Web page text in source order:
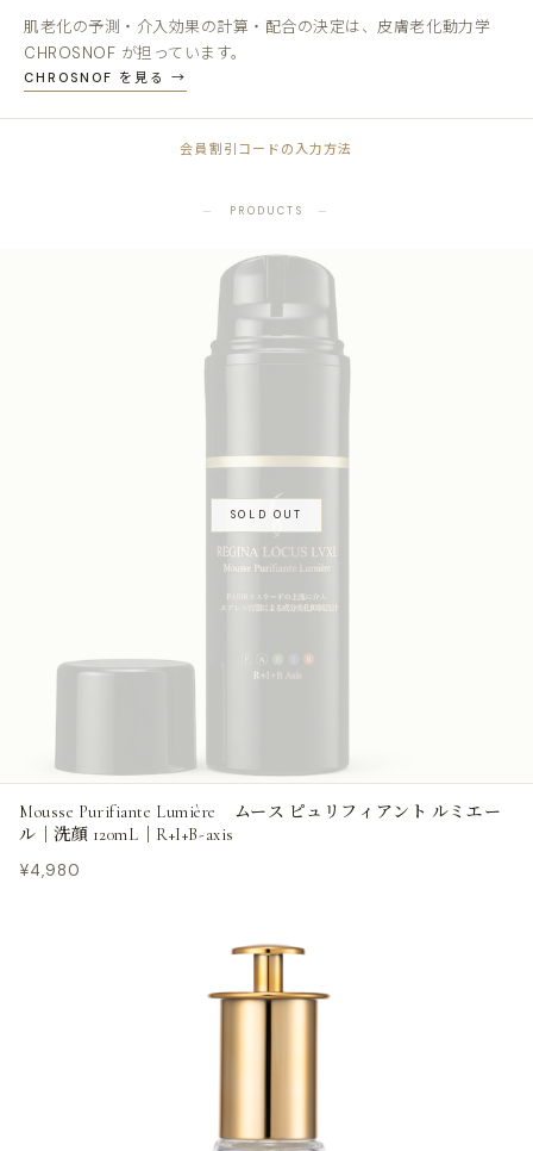
肌老化の予測・介入効果の計算・配合の決定は、皮膚老化動力学
CHROSNOF が担っています。
CHROSNOF を見る →
会員割引コードの入力方法
PRODUCTS
SOLD OUT
Mousse Purifiante Lumière ムース ピュリフィアント ルミエー
ル｜洗顔 120mL｜R+I+B-axis
¥4,980